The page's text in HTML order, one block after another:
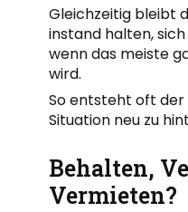
Gleichzeitig bleibt
instand halten,
wenn das meiste
wird.
So entsteht oft der
Situation neu zu
Behalten,
Vermieten?